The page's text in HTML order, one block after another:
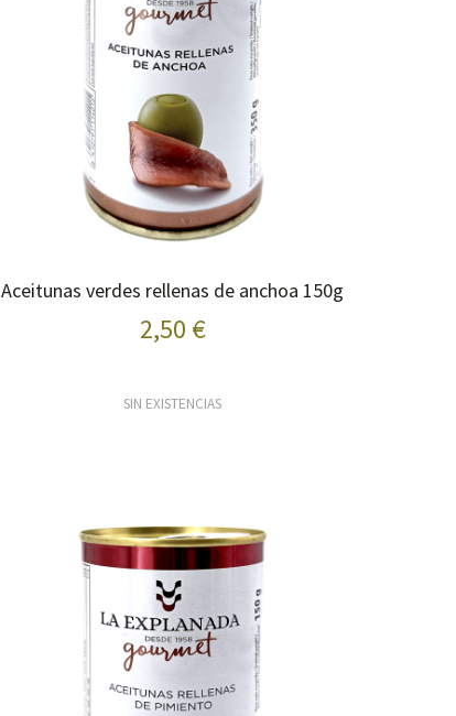
Aceitunas verdes rellenas de anchoa 150g
2,50 €
SIN EXISTENCIAS